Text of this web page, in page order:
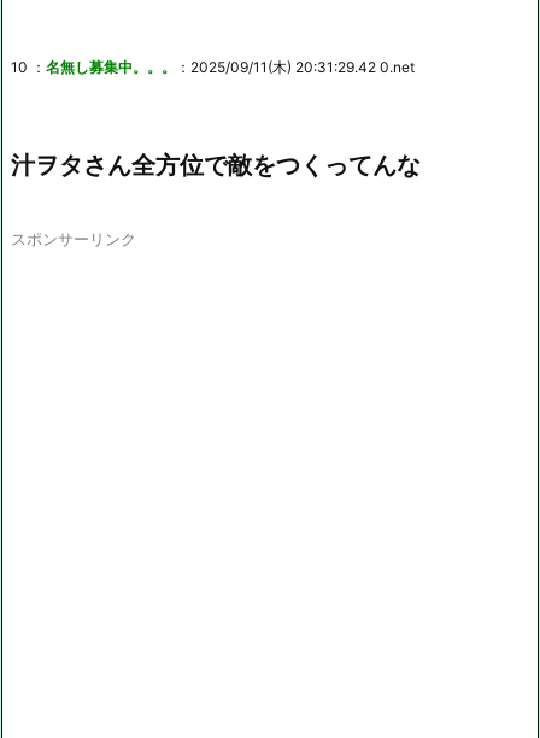
10 ： 名無し募集中。。。 ：2025/09/11(木) 20:31:29.42 0.net
汁ヲタさん全方位で敵をつくってんな
スポンサーリンク